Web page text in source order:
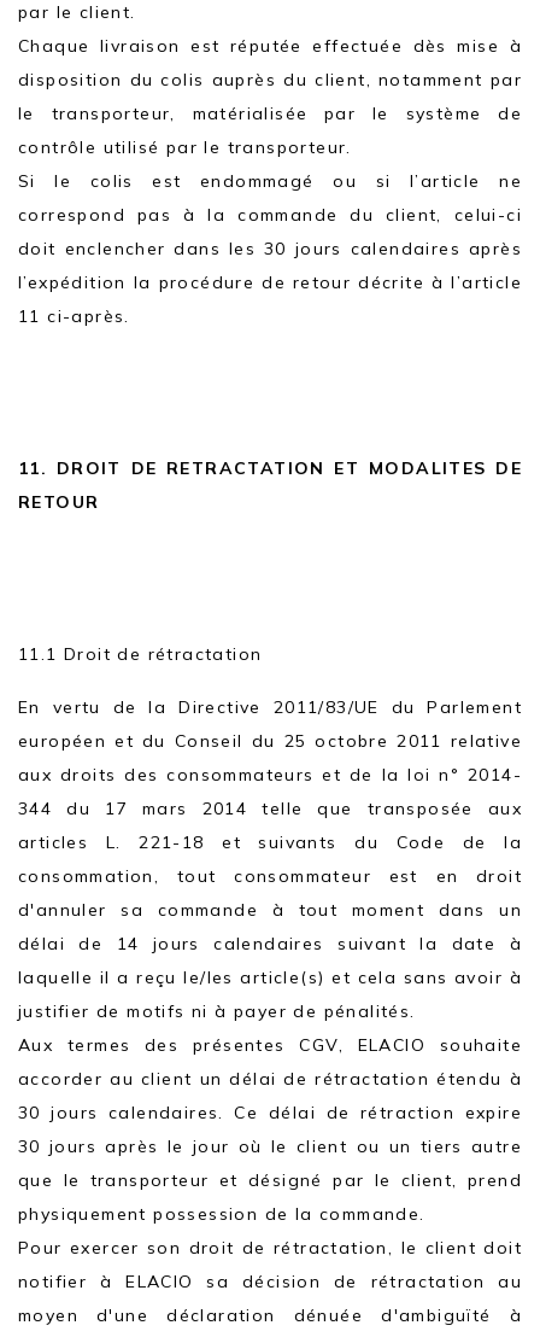
par le client.
Chaque livraison est réputée effectuée dès mise à
disposition du colis auprès du client, notamment par
le transporteur, matérialisée par le système de
contrôle utilisé par le transporteur.
Si le colis est endommagé ou si l’article ne
correspond pas à la commande du client, celui-ci
doit enclencher dans les 30 jours calendaires après
l’expédition la procédure de retour décrite à l’article
11 ci-après.
11. DROIT DE RETRACTATION ET MODALITES DE
RETOUR
11.1 Droit de rétractation
En vertu de la Directive 2011/83/UE du Parlement
européen et du Conseil du 25 octobre 2011 relative
aux droits des consommateurs et de la loi n° 2014-
344 du 17 mars 2014 telle que transposée aux
articles L. 221-18 et suivants du Code de la
consommation, tout consommateur est en droit
d'annuler sa commande à tout moment dans un
délai de 14 jours calendaires suivant la date à
laquelle il a reçu le/les article(s) et cela sans avoir à
justifier de motifs ni à payer de pénalités.
Aux termes des présentes CGV, ELACIO souhaite
accorder au client un délai de rétractation étendu à
30 jours calendaires. Ce délai de rétraction expire
30 jours après le jour où le client ou un tiers autre
que le transporteur et désigné par le client, prend
physiquement possession de la commande.
Pour exercer son droit de rétractation, le client doit
notifier à ELACIO sa décision de rétractation au
moyen d'une déclaration dénuée d'ambiguïté à